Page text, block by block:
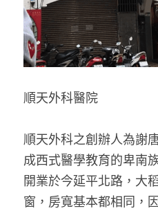
順天外科醫院
順天外科之創辦人為謝
成西式醫學教育的卑南
開業於今延平北路，大
窗，房寬基本都相同，